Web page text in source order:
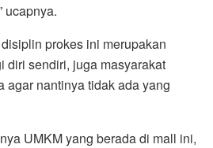
ucapnya.
prokes ini merupakan
diri sendiri, juga masyarakat
agar nantinya tidak ada yang
UMKM yang berada di mall ini,